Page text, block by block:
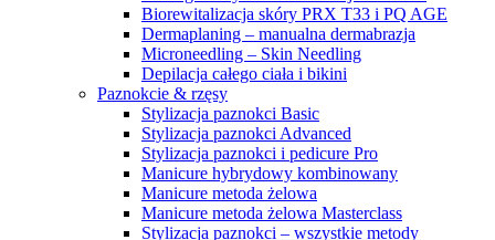
Biorewitalizacja skóry PRX T33 i PQ AGE
Dermaplaning – manualna dermabrazja
Microneedling – Skin Needling
Depilacja całego ciała i bikini
Paznokcie & rzęsy
Stylizacja paznokci Basic
Stylizacja paznokci Advanced
Stylizacja paznokci i pedicure Pro
Manicure hybrydowy kombinowany
Manicure metoda żelowa
Manicure metoda żelowa Masterclass
Stylizacja paznokci – wszystkie metody